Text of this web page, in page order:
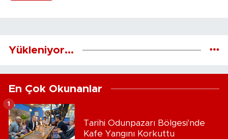
Yükleniyor...
En Çok Okunanlar
Tarihi Odunpazarı Bölgesi'nde
Kafe Yangını Korkuttu
1